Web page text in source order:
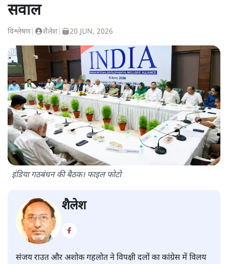
सवाल
विश्लेषण| शैलेश 20 JUN, 2026
इंडिया गठबंधन की बैठक। फाइल फोटो
शैलेश
संजय राउत और अशोक गहलोत ने विपक्षी दलों का कांग्रेस में विलय